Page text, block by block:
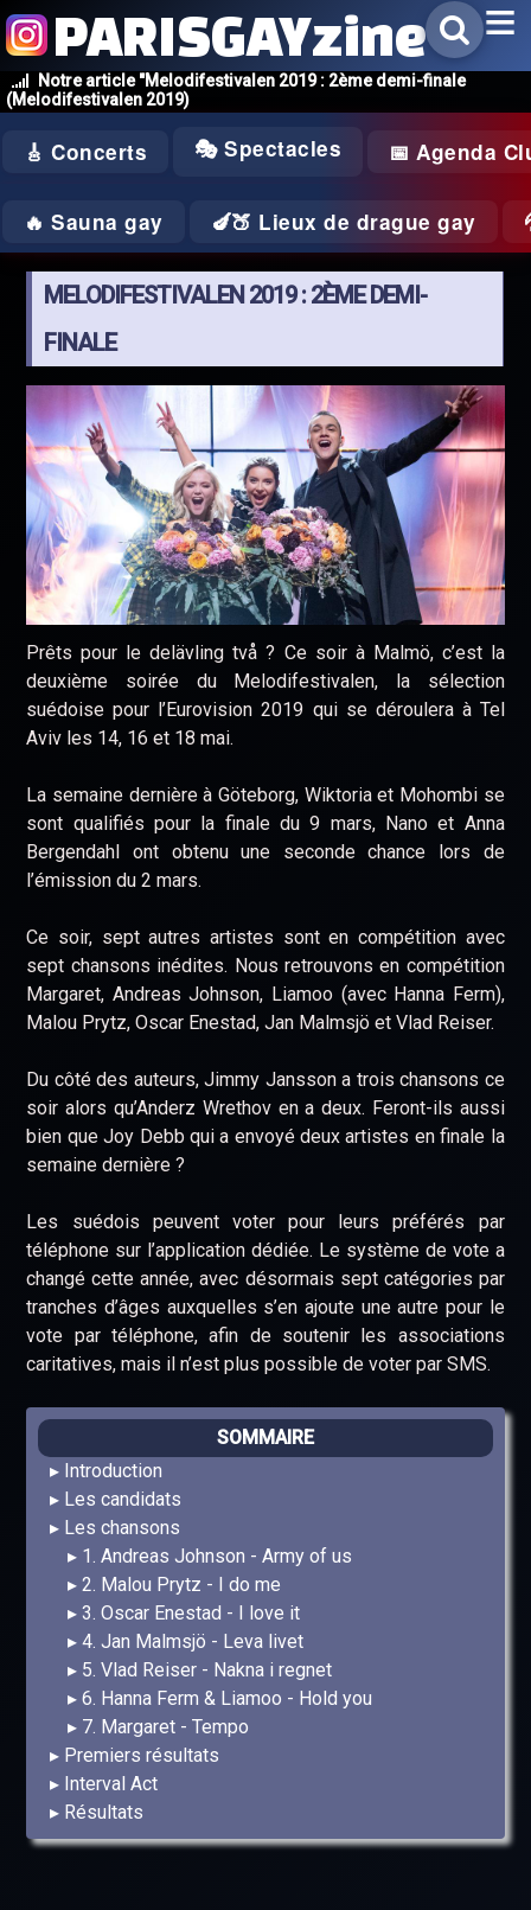
Notre article "Melodifestivalen 2019 : 2ème demi-finale
(Melodifestivalen 2019)
PARISGAYzine
🎸 Concerts 🎭 Spectacles 📅 Agenda
🔥 Sauna gay 🍆🍑 Lieux de drague gay
MELODIFESTIVALEN 2019 : 2ÈME DEMI-
FINALE
Prêts pour le delävling två ? Ce soir à Malmö, c’est la
deuxième soirée du Melodifestivalen, la sélection
suédoise pour l’Eurovision 2019 qui se déroulera à Tel
Aviv les 14, 16 et 18 mai.
La semaine dernière à Göteborg, Wiktoria et Mohombi se
sont qualifiés pour la finale du 9 mars, Nano et Anna
Bergendahl ont obtenu une seconde chance lors de
l’émission du 2 mars.
Ce soir, sept autres artistes sont en compétition avec
sept chansons inédites. Nous retrouvons en compétition
Margaret, Andreas Johnson, Liamoo (avec Hanna Ferm),
Malou Prytz, Oscar Enestad, Jan Malmsjö et Vlad Reiser.
Du côté des auteurs, Jimmy Jansson a trois chansons ce
soir alors qu’Anderz Wrethov en a deux. Feront-ils aussi
bien que Joy Debb qui a envoyé deux artistes en finale la
semaine dernière ?
Les suédois peuvent voter pour leurs préférés par
téléphone sur l’application dédiée. Le système de vote a
changé cette année, avec désormais sept catégories par
tranches d’âges auxquelles s’en ajoute une autre pour le
vote par téléphone, afin de soutenir les associations
caritatives, mais il n’est plus possible de voter par SMS.
SOMMAIRE
Introduction
Les candidats
Les chansons
1. Andreas Johnson - Army of us
2. Malou Prytz - I do me
3. Oscar Enestad - I love it
4. Jan Malmsjö - Leva livet
5. Vlad Reiser - Nakna i regnet
6. Hanna Ferm & Liamoo - Hold you
7. Margaret - Tempo
Premiers résultats
Interval Act
Résultats